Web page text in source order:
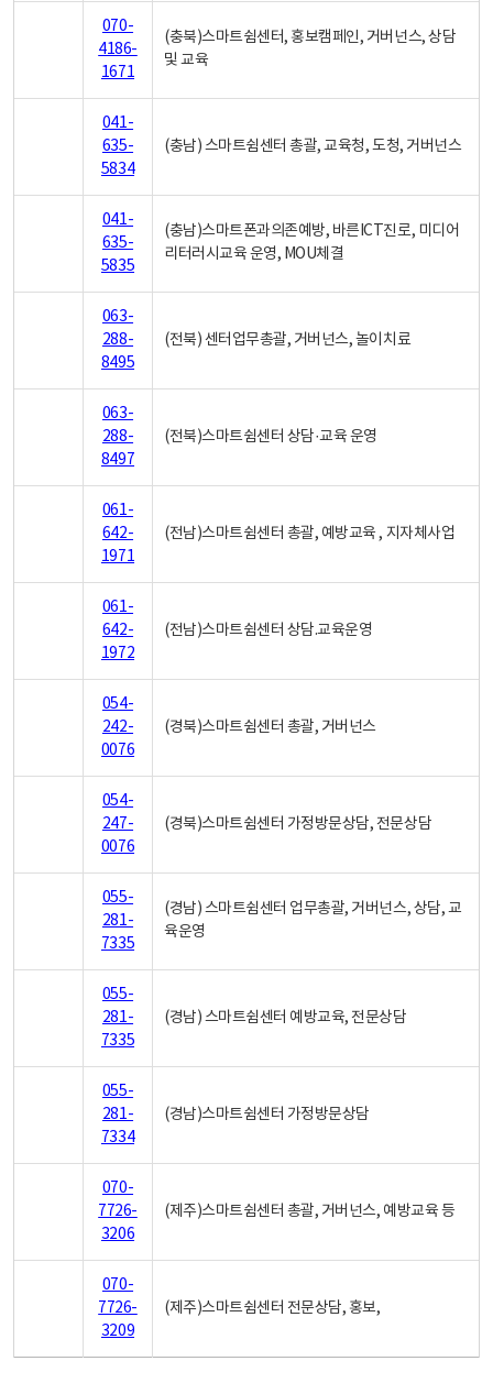
070-
4186-
1671
(충북)스마트쉼센터, 홍보캠페인, 거버넌스, 상담
및 교육
041-
635-
5834
(충남) 스마트쉼센터 총괄, 교육청, 도청, 거버넌스
041-
635-
5835
(충남)스마트폰과의존예방, 바른ICT진로, 미디어
리터러시교육 운영, MOU체결
063-
288-
8495
(전북) 센터업무총괄, 거버넌스, 놀이치료
063-
288-
8497
(전북)스마트쉼센터 상담·교육 운영
061-
642-
1971
(전남)스마트쉼센터 총괄, 예방교육 , 지자체사업
061-
642-
1972
(전남)스마트쉼센터 상담.교육운영
054-
242-
0076
(경북)스마트쉼센터 총괄, 거버넌스
054-
247-
0076
(경북)스마트쉼센터 가정방문상담, 전문상담
055-
281-
7335
(경남) 스마트쉼센터 업무총괄, 거버넌스, 상담, 교
육운영
055-
281-
7335
(경남) 스마트쉼센터 예방교육, 전문상담
055-
281-
7334
(경남)스마트쉼센터 가정방문상담
070-
7726-
3206
(제주)스마트쉼센터 총괄, 거버넌스, 예방교육 등
070-
7726-
3209
(제주)스마트쉼센터 전문상담, 홍보,